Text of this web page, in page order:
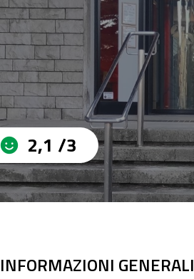
2,1 /3
INFORMAZIONI GENERALI